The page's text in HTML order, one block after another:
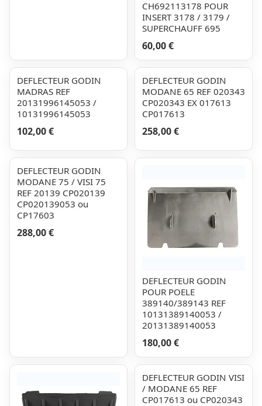
CH692113178 POUR
INSERT 3178 / 3179 /
SUPERCHAUFF 695
60,00 €
DEFLECTEUR GODIN
MADRAS REF
20131996145053 /
10131996145053
102,00 €
DEFLECTEUR GODIN
MODANE 65 REF 020343
CP020343 EX 017613
CP017613
258,00 €
DEFLECTEUR GODIN
MODANE 75 / VISI 75
REF 20139 CP020139
CP020139053 ou
CP17603
288,00 €
DEFLECTEUR GODIN
POUR POELE
389140/389143 REF
10131389140053 /
20131389140053
180,00 €
DEFLECTEUR GODIN VISI
/ MODANE 65 REF
CP017613 ou CP020343